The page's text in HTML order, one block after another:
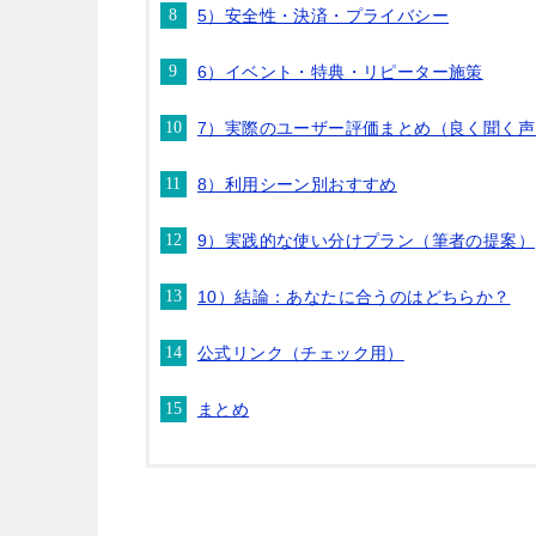
5）安全性・決済・プライバシー
6）イベント・特典・リピーター施策
7）実際のユーザー評価まとめ（良く聞く
8）利用シーン別おすすめ
9）実践的な使い分けプラン（筆者の提案）
10）結論：あなたに合うのはどちらか？
公式リンク（チェック用）
まとめ